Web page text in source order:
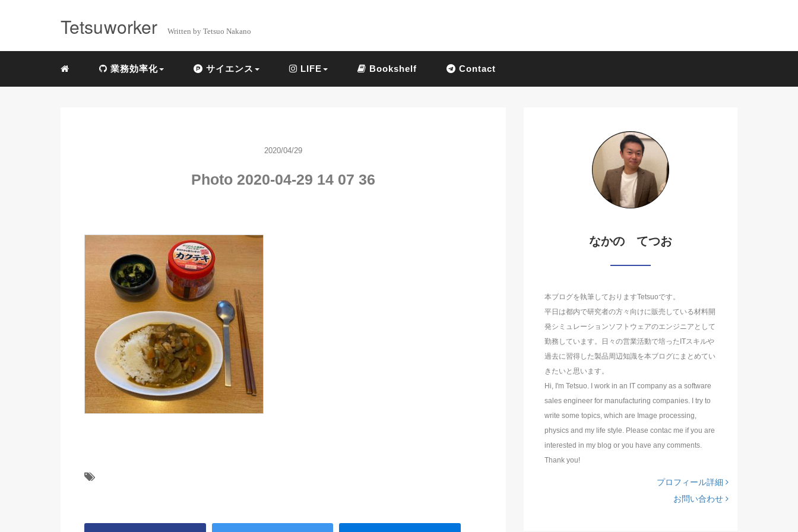
Tetsuworker Written by Tetsuo Nakano
業務効率化 サイエンス LIFE Bookshelf Contact
2020/04/29
Photo 2020-04-29 14 07 36
なかの てつお
本ブログを執筆しておりますTetsuoです。
平日は都内で研究者の方々向けに販売している材料開
発シミュレーションソフトウェアのエンジニアとして
勤務しています。日々の営業活動で培ったITスキルや
過去に習得した製品周辺知識を本ブログにまとめてい
きたいと思います。
Hi, I'm Tetsuo. I work in an IT company as a software
sales engineer for manufacturing companies. I try to
write some topics, which are Image processing,
physics and my life style. Please contac me if you are
interested in my blog or you have any comments.
Thank you!
プロフィール詳細
お問い合わせ